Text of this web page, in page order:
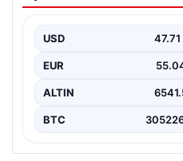
USD 47.71
EUR
ALTIN
BTC